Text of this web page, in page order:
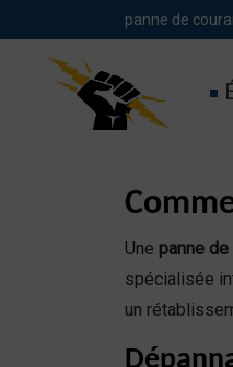
panne de
Une panne
spécialisée
un
Panneau de gestion des